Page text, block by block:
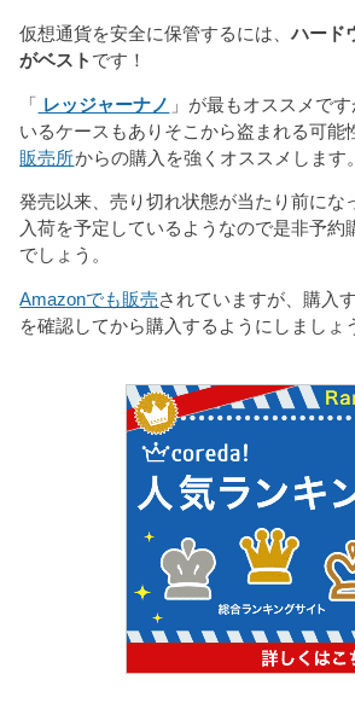
仮想通貨を安全に保管するには、ハード
がベスト です！
「 レッジャーナノ 」が最もオススメで
いるケースもありそこから盗まれる可能
販売所からの購入を強くオススメします。
発売以来、売り切れ状態が当たり前にな
入荷を予定しているようなので是非予約
でしょう。
Amazonでも販売されていますが、購入
を確認してから購入するようにしましょ